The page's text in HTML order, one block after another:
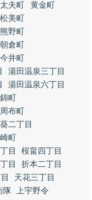
夫町
黄金町
松美町
熊野町
朝倉町
今井町
湯田温泉三丁目
湯田温泉六丁目
錦町
周布町
葵二丁目
町
目
桜畠四丁目
目
折本二丁目
天花三丁目
隊
上宇野令